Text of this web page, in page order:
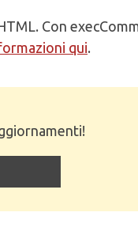
Con
qui.